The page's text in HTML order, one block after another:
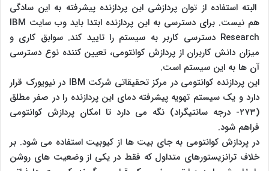
البته استفاده از توان پردازشی این پردازنده پیشرفته به این سادگی
هم نیست. برای دسترسی به این پردازنده ابتدا باید وب سایت IBM
Research دسترسی کاربر به سیستم را تایید کند. سوابق کاری و
میزان دانش کاربران از پردازش کوانتومی، تعیین کننده نوع دسترسی
آن ها به این سیستم است.
این پردازنده کوانتومی در مرکز تحقیقاتی شرکت IBM در نیویورک قرار
دارد و یک سیستم تهویه پیشرفته دمای این پردازنده را در صفر مطلق
(۲۷۳- درجه سانتیگراد) نگه می دارد تا امکان پردازش کوانتومی
فراهم شود.
در پردازش کوانتومی به جای بیت ها از کیوبیت استفاده می شود. بر
خلاف ترانزیستورهای متداول که فقط در یکی از وضعیت های روشن